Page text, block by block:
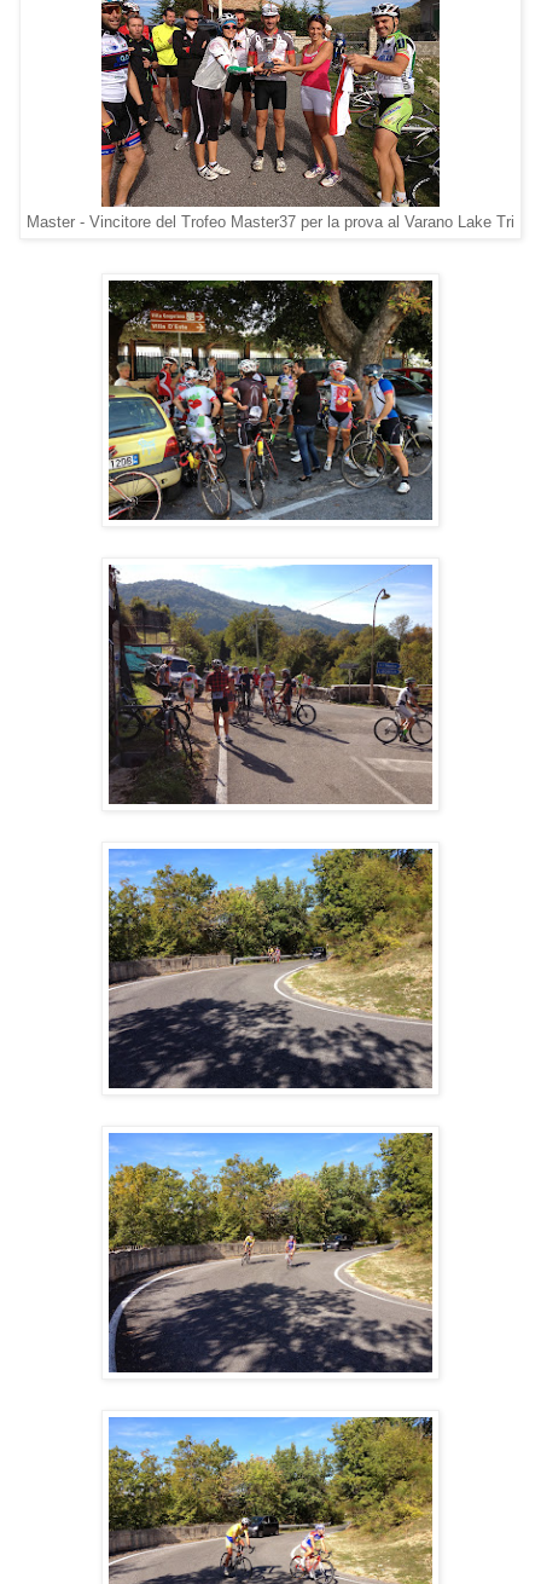
Master - Vincitore del Trofeo Master37 per la prova al Varano Lake Tri